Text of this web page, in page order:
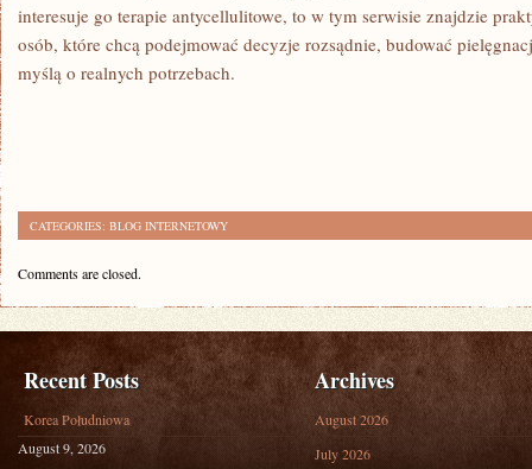
interesuje go terapie antycellulitowe, to w tym serwisie znajdzie
osób, które chcą podejmować decyzje rozsądnie, budować
myślą o realnych potrzebach.
CATEGORIES: BLOG INTERNETOWY
Comments are closed.
Recent Posts
Korea Południowa
August 9, 2026
Archives
August 2026
July 2026